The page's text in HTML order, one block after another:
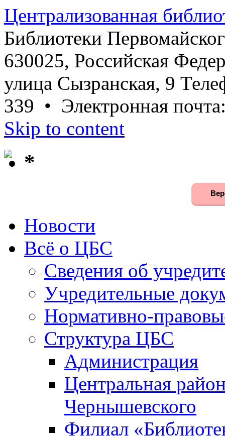
Централизованная
Библиотеки
630025, Российская
улица Сызранская, 9
339 • Электронная
Skip to content
*
Новости
Всё о ЦБС
Сведения об
Учредительные
Нормативно-
Структура ЦБС
Администрация
Центральная
Чернышевского
Филиал